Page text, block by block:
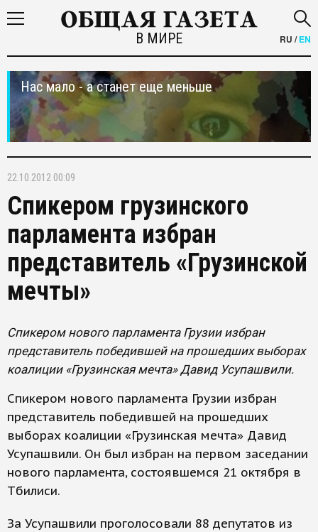
В МИРЕ RU /EN
Нас мало - а станет еще меньше
22.10.2012 00:09
Спикером грузинского
парламента избран
представитель «Грузинской
мечты»
Спикером нового парламента Грузии избран
представитель победившей на прошедших выборах
коалиции «Грузинская мечта» Давид Усупашвили.
Спикером нового парламента Грузии избран
представитель победившей на прошедших
выборах коалиции «Грузинская мечта» Давид
Усупашвили. Он был избран на первом заседании
нового парламента, состоявшемся 21 октября в
Тбилиси.
За Усупашвили проголосовали 88 депутатов из